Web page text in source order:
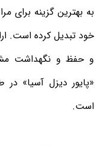
به بهترین گزینه برای
خود تبدیل کرده است.
و حفظ و نگهداشت
«پایور دیزل آسیا»
است.